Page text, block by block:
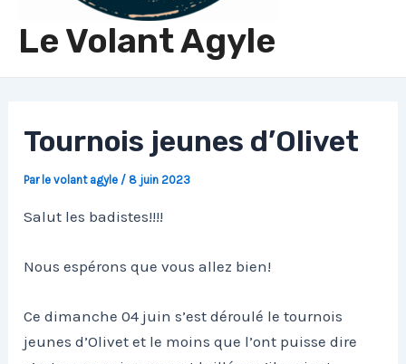
Le Volant Agyle
Tournois jeunes d’Olivet
Par le volant agyle / 8 juin 2023
Salut les badistes!!!!
Nous espérons que vous allez bien!
Ce dimanche 04 juin s’est déroulé le tournois
jeunes d’Olivet et le moins que l’ont puisse dire